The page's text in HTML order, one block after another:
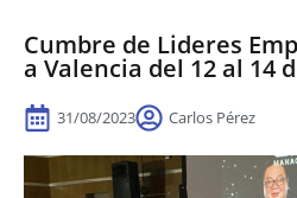
Cumbre de Lideres
a Valencia del 12 al 14
31/08/2023 Carlos Pérez